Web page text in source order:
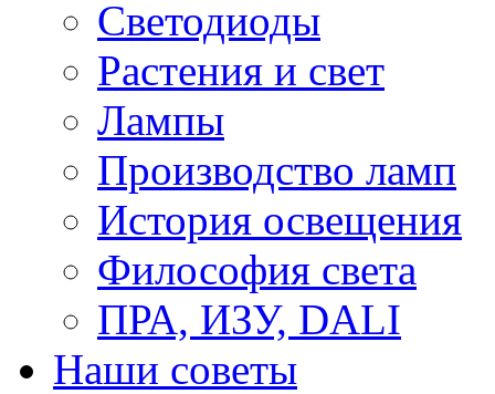
Светодиоды
Растения и свет
Лампы
Производство ламп
История освещения
Философия света
ПРА, ИЗУ, DALI
Наши советы